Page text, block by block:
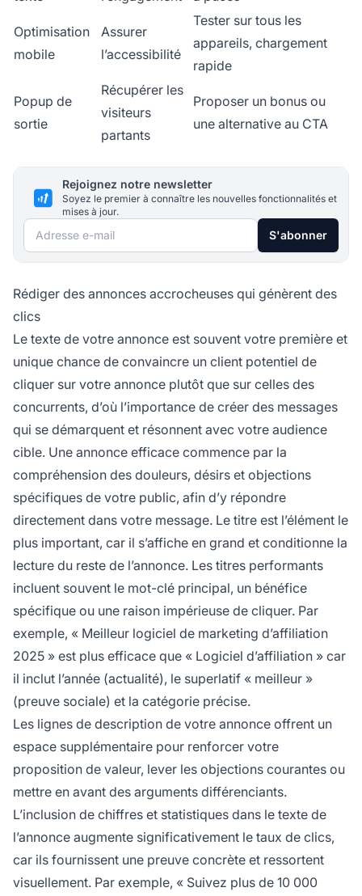
Optimisation
mobile
Assurer
l’accessibilité
Tester sur tous les
appareils, chargement
rapide
Popup de
sortie
Récupérer les
visiteurs
partants
Proposer un bonus ou
une alternative au CTA
Rejoignez notre newsletter
Soyez le premier à connaître les nouvelles fonctionnalités et
mises à jour.
Adresse e-mail S'abonner
Rédiger des annonces accrocheuses qui génèrent des
clics
Le texte de votre annonce est souvent votre première et
unique chance de convaincre un client potentiel de
cliquer sur votre annonce plutôt que sur celles des
concurrents, d’où l’importance de créer des messages
qui se démarquent et résonnent avec votre audience
cible. Une annonce efficace commence par la
compréhension des douleurs, désirs et objections
spécifiques de votre public, afin d’y répondre
directement dans votre message. Le titre est l’élément le
plus important, car il s’affiche en grand et conditionne la
lecture du reste de l’annonce. Les titres performants
incluent souvent le mot-clé principal, un bénéfice
spécifique ou une raison impérieuse de cliquer. Par
exemple, « Meilleur logiciel de marketing d’affiliation
2025 » est plus efficace que « Logiciel d’affiliation » car
il inclut l’année (actualité), le superlatif « meilleur »
(preuve sociale) et la catégorie précise.
Les lignes de description de votre annonce offrent un
espace supplémentaire pour renforcer votre
proposition de valeur, lever les objections courantes ou
mettre en avant des arguments différenciants.
L’inclusion de chiffres et statistiques dans le texte de
l’annonce augmente significativement le taux de clics,
car ils fournissent une preuve concrète et ressortent
visuellement. Par exemple, « Suivez plus de 10 000